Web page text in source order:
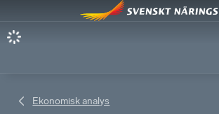
Ekonomisk analys